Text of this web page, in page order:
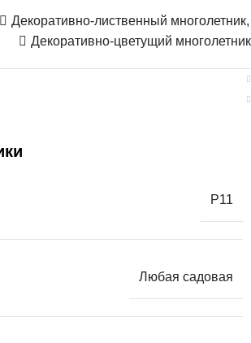
Декоративно-лиственный многолетник,
Декоративно-цветущий многолетник
Р11
Любая садовая